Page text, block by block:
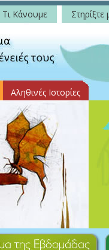
Τι Κάνουμε Στηρίξτε
Αληθινές Ιστορίες